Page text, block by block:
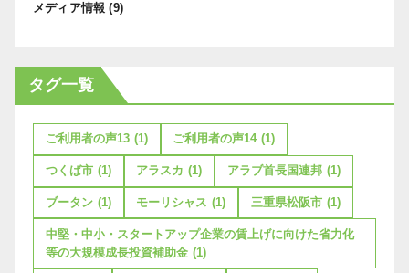
メディア情報 (9)
タグ一覧
ご利用者の声13 (1) ご利用者の声14 (1)
つくば市 (1) アラスカ (1) アラブ首長国連邦 (1)
ブータン (1) モーリシャス (1) 三重県松阪市 (1)
中堅・中小・スタートアップ企業の賃上げに向けた省力化
等の大規模成長投資補助金 (1)